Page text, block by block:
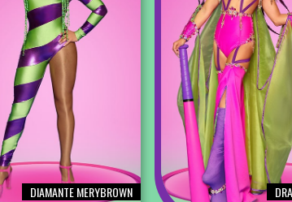
DIAMANTE MERYBROWN